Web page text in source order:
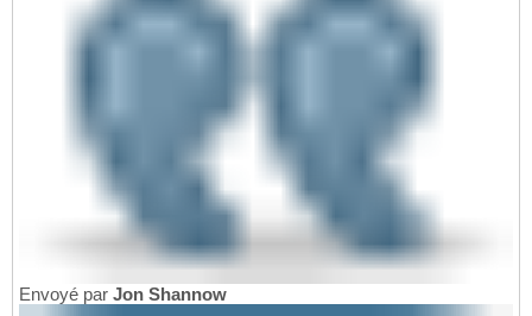
Envoyé par Jon Shannow